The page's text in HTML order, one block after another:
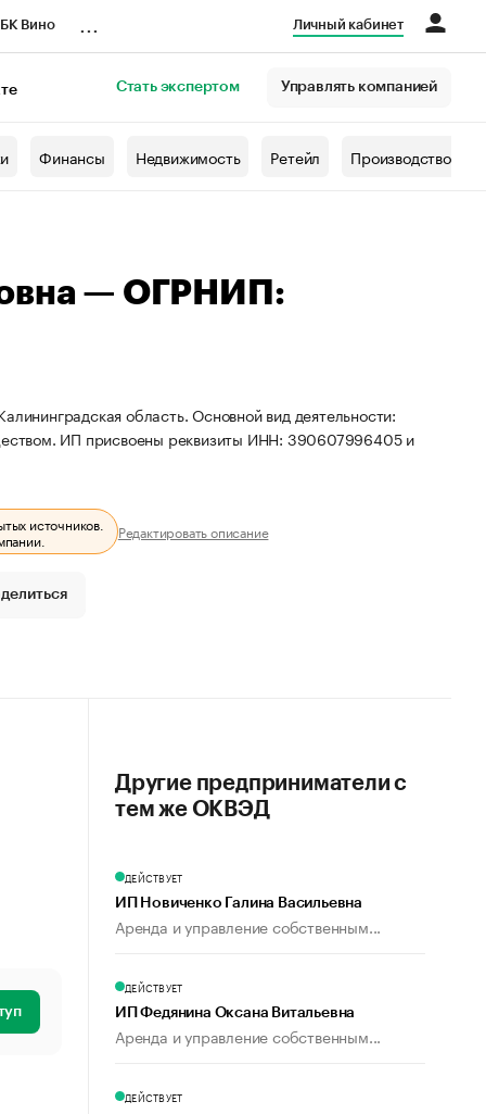
Вино Личный кабинет
Стать экспертом Управлять компанией
Финансы Недвижимость Ретейл Производство
— ОГРНИП:
область. Основной вид деятельности:
ИП присвоены реквизиты ИНН: 390607996405 и
источников.
Редактировать описание
Другие предприниматели с
тем же ОКВЭД
ДЕЙСТВУЕТ
ИП Новиченко Галина Васильевна
Аренда и управление собственным...
ДЕЙСТВУЕТ
ИП Федянина Оксана Витальевна
Аренда и управление собственным...
ДЕЙСТВУЕТ